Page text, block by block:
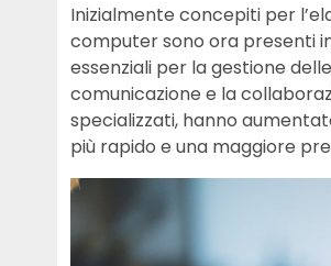
Inizialmente concepiti per
computer sono ora presenti
essenziali per la gestione
comunicazione e la
specializzati, hanno
più rapido e una maggiore